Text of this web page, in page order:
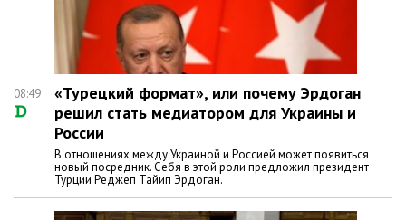
08:49
«Турецкий формат», или почему Эрдоган
решил стать медиатором для Украины и
России
В отношениях между Украиной и Россией может появиться
новый посредник. Себя в этой роли предложил президент
Турции Реджеп Тайип Эрдоган.